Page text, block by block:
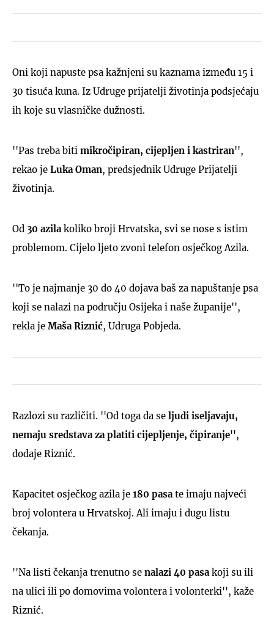
Oni koji napuste psa kažnjeni su kaznama između 15 i
30 tisuća kuna. Iz Udruge prijatelji životinja podsjećaju
ih koje su vlasničke dužnosti.
''Pas treba biti mikročipiran, cijepljen i kastriran'',
rekao je Luka Oman, predsjednik Udruge Prijatelji
životinja.
Od 30 azila koliko broji Hrvatska, svi se nose s istim
problemom. Cijelo ljeto zvoni telefon osječkog Azila.
''To je najmanje 30 do 40 dojava baš za napuštanje psa
koji se nalazi na području Osijeka i naše županije'',
rekla je Maša Riznić, Udruga Pobjeda.
Razlozi su različiti. ''Od toga da se ljudi iseljavaju,
nemaju sredstava za platiti cijepljenje, čipiranje'',
dodaje Riznić.
Kapacitet osječkog azila je 180 pasa te imaju najveći
broj volontera u Hrvatskoj. Ali imaju i dugu listu
čekanja.
''Na listi čekanja trenutno se nalazi 40 pasa koji su ili
na ulici ili po domovima volontera i volonterki'', kaže
Riznić.